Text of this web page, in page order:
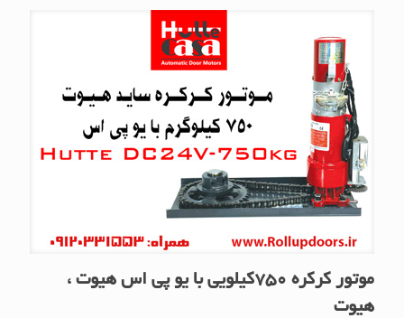
موتور کرکره 750کیلویی با یو پی اس هیوت ،
هیوت